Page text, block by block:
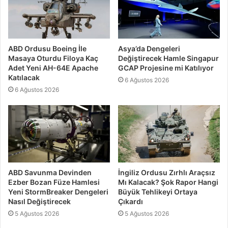
ABD Ordusu Boeing İle
Masaya Oturdu Filoya Kaç
Adet Yeni AH-64E Apache
Katılacak
6 Ağustos 2026
Asya’da Dengeleri
Değiştirecek Hamle Singapur
GCAP Projesine mi Katılıyor
6 Ağustos 2026
ABD Savunma Devinden
Ezber Bozan Füze Hamlesi
Yeni StormBreaker Dengeleri
Nasıl Değiştirecek
5 Ağustos 2026
İngiliz Ordusu Zırhlı Araçsız
Mı Kalacak? Şok Rapor Hangi
Büyük Tehlikeyi Ortaya
Çıkardı
5 Ağustos 2026